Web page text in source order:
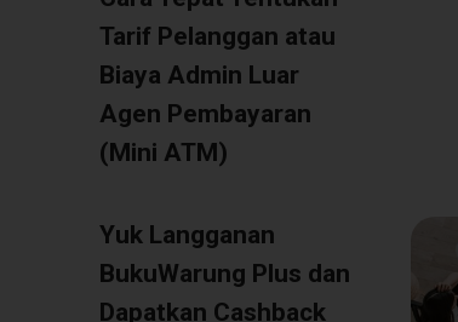
Tarif Pelanggan atau
Biaya Admin Luar
Agen Pembayaran
(Mini ATM)
Yuk Langganan
BukuWarung Plus dan
Dapatkan Cashback